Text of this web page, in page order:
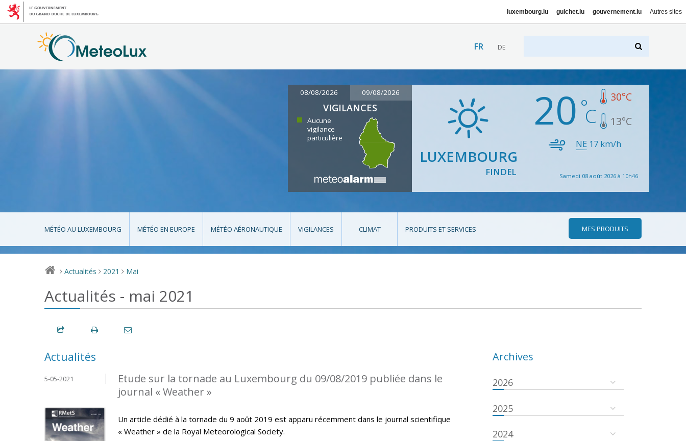
luxembourg.lu guichet.lu gouvernement.lu Autres sites
FR DE
08/08/2026 09/08/2026
VIGILANCES
Aucune
vigilance
particulière
LUXEMBOURG
FINDEL
20 30°C
13°C
NE 17 km/h
Samedi 08 août 2026 à 10h46
MÉTÉO AU LUXEMBOURG MÉTÉO EN EUROPE MÉTÉO AÉRONAUTIQUE VIGILANCES CLIMAT PRODUITS ET SERVICES MES PRODUITS
> Actualités > 2021 > Mai
Actualités - mai 2021
Actualités
Etude sur la tornade au Luxembourg du 09/08/2019 publiée dans le
journal « Weather »
5-05-2021
Un article dédié à la tornade du 9 août 2019 est apparu récemment dans le journal scientifique
« Weather » de la Royal Meteorological Society.
Archives
2026
2025
2024